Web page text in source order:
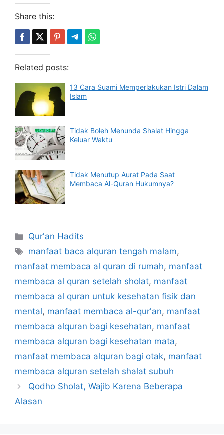
Share this:
Related posts:
13 Cara Suami Memperlakukan Istri Dalam
Islam
Tidak Boleh Menunda Shalat Hingga
Keluar Waktu
Tidak Menutup Aurat Pada Saat
Membaca Al-Quran Hukumnya?
Categories
Qur'an Hadits
Tags
manfaat baca alquran tengah malam,
manfaat membaca al quran di rumah, manfaat
membaca al quran setelah sholat, manfaat
membaca al quran untuk kesehatan fisik dan
mental, manfaat membaca al-qur'an, manfaat
membaca alquran bagi kesehatan, manfaat
membaca alquran bagi kesehatan mata,
manfaat membaca alquran bagi otak, manfaat
membaca alquran setelah shalat subuh
Qodho Sholat, Wajib Karena Beberapa
Alasan